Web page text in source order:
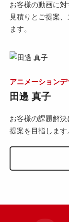
お客様の動画に
見積りとご提案
ます。
アニメーション
田邊 真子
お客様の課題解
提案を目指します